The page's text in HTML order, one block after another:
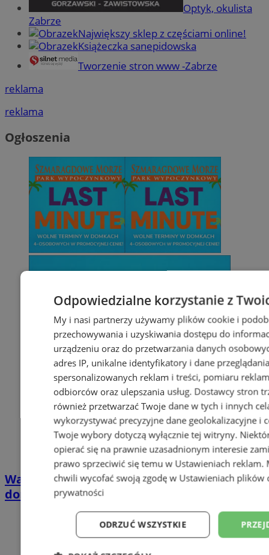
Optyk, okulista
Zabrze
Największy sklep z częściami online!
Książeczka sanepidowska
Tworzenie stron www -Zabrze
reklama
reklama
Ogłoszenia
Wakacyjny wypoczynek nad Bałtykiem w
domkach Szmaragdowe Morze
Odpowiedzialne korzystanie z
My i nasi partnerzy używamy plików cookie i
przechowywania i uzyskiwania dostępu do
urządzeniu oraz do przetwarzania danych
adres IP, unikalne identyfikatory i dane
spersonalizowanych reklam i treści, pomiaru
odbiorców oraz ulepszania usług. Dostawcy stron
również przetwarzać Twoje dane w tych i innych
wykorzystywać precyzyjne dane geolokalizacyjne i
Twoje wybory dotyczą wyłącznie tej witryny.
opierać się na prawnie uzasadnionym interesie
prawo sprzeciwić się temu w Ustawieniach reklam.
chwili wycofać swoją zgodę w Ustawieniach plików
prywatności
ODRZUĆ WSZYSTKIE